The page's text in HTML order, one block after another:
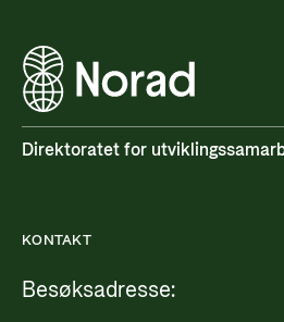
Statsgarantiordningen for
fornybar energi
Norad - Partnerskap med
Partnerfordeling
Evalueringer (Norec)
Historie
Kontakt
Norads Varslingstjeneste
Presse og media
Direktoratet for
KONTAKT
Besøksadresse: